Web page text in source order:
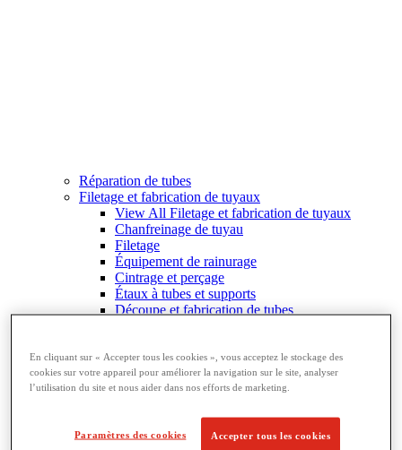
Réparation de tubes
Filetage et fabrication de tuyaux
View All Filetage et fabrication de tuyaux
Chanfreinage de tuyau
Filetage
Équipement de rainurage
Cintrage et perçage
Étaux à tubes et supports
Découpe et fabrication de tubes
En cliquant sur « Accepter tous les cookies », vous acceptez le stockage des
cookies sur votre appareil pour améliorer la navigation sur le site, analyser
l’utilisation du site et nous aider dans nos efforts de marketing.
Paramètres des cookies Accepter tous les cookies